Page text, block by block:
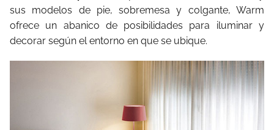
sus modelos de pie, sobremesa y colgante, Warm
ofrece un abanico de posibilidades para iluminar y
decorar según el entorno en que se ubique.